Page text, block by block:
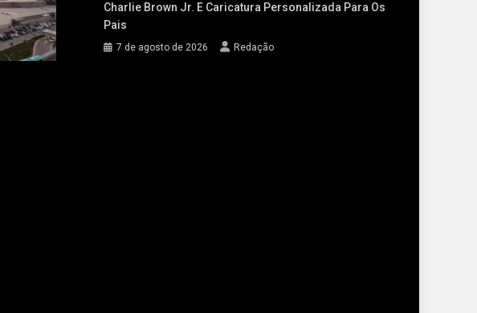
Charlie Brown Jr. E Caricatura Personalizada Para Os
Pais
7 de agosto de 2026 Redação